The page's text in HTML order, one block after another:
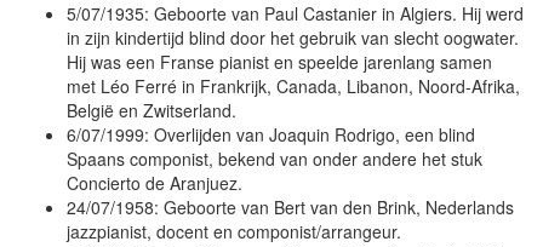
5/07/1935: Geboorte van Paul Castanier in Algiers. Hij werd
in zijn kindertijd blind door het gebruik van slecht oogwater.
Hij was een Franse pianist en speelde jarenlang samen
met Léo Ferré in Frankrijk, Canada, Libanon, Noord-Afrika,
België en Zwitserland.
6/07/1999: Overlijden van Joaquin Rodrigo, een blind
Spaans componist, bekend van onder andere het stuk
Concierto de Aranjuez.
24/07/1958: Geboorte van Bert van den Brink, Nederlands
jazzpianist, docent en componist/arrangeur.